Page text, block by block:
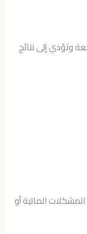
وتؤدي إلى نتائج
المالية أو